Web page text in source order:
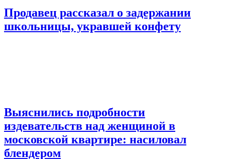
Продавец рассказал о задержании
школьницы, укравшей конфету
Выяснились подробности
издевательств над женщиной в
московской квартире: насиловал
блендером